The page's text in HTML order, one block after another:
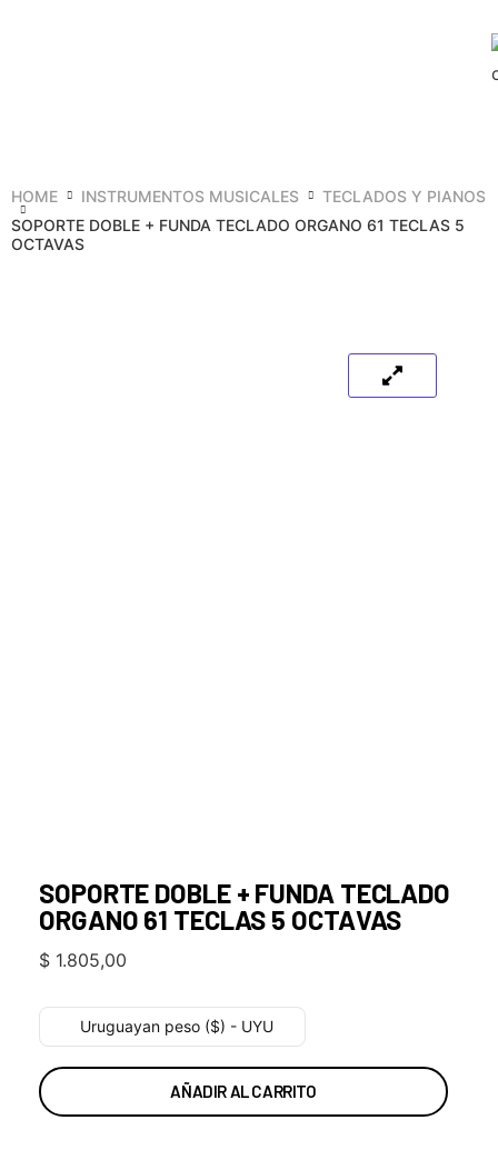
HOME INSTRUMENTOS MUSICALES
TECLADOS Y PIANOS
SOPORTE DOBLE + FUNDA TECLADO ORGANO 61 TECLAS 5
OCTAVAS
SOPORTE DOBLE + FUNDA TECLADO
ORGANO 61 TECLAS 5 OCTAVAS
$ 1.805,00
Uruguayan peso ($) - UYU
AÑADIR AL CARRITO